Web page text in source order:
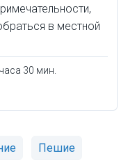
в местной
30 мин.
Пешие